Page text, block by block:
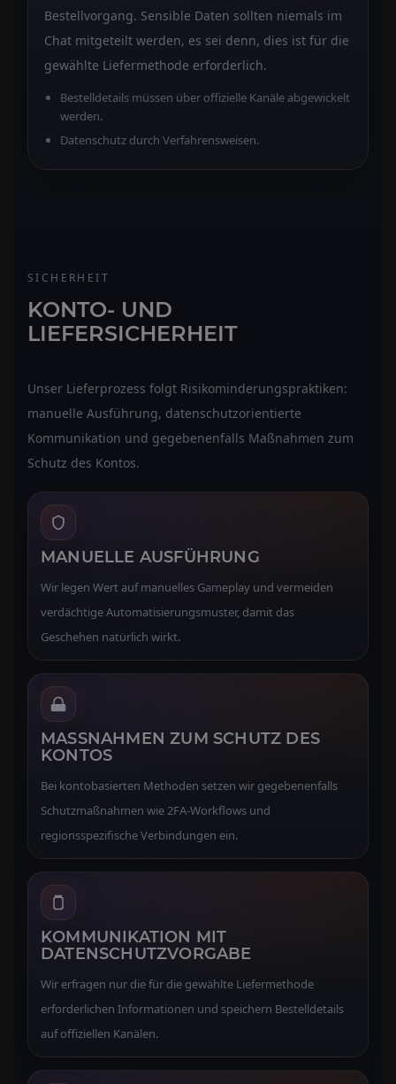
Bestellvorgang. Sensible Daten sollten niemals im
Chat mitgeteilt werden, es sei denn, dies ist für die
gewählte Liefermethode erforderlich.
Bestelldetails müssen über offizielle Kanäle abgewickelt
werden.
Datenschutz durch Verfahrensweisen.
SICHERHEIT
KONTO- UND
LIEFERSICHERHEIT
Unser Lieferprozess folgt Risikominderungspraktiken:
manuelle Ausführung, datenschutzorientierte
Kommunikation und gegebenenfalls Maßnahmen zum
Schutz des Kontos.
MANUELLE AUSFÜHRUNG
Wir legen Wert auf manuelles Gameplay und vermeiden
verdächtige Automatisierungsmuster, damit das
Geschehen natürlich wirkt.
MASSNAHMEN ZUM SCHUTZ DES K
ONTOS
Bei kontobasierten Methoden setzen wir gegebenenfalls
Schutzmaßnahmen wie 2FA-Workflows und
regionsspezifische Verbindungen ein.
KOMMUNIKATION MIT
DATENSCHUTZVORGABE
Wir erfragen nur die für die gewählte Liefermethode
erforderlichen Informationen und speichern Bestelldetails
auf offiziellen Kanälen.